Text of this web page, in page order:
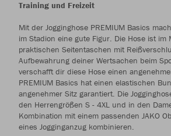
Training und Freizeit
Mit der Jogginghose PREMIUM Basics
im Stadion eine gute Figur. Die Hose ist im
praktischen Seitentaschen mit
Aufbewahrung deiner Wertsachen beim
verschafft dir diese Hose einen
PREMIUM Basics hat einen elastischen
angenehmer Sitz garantiert. Die
den Herrengrößen S - 4XL und in den
Kombination mit einem passenden JAKO
eines Jogginganzug kombinieren.